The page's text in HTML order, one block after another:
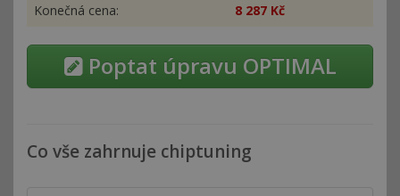
Konečná cena:
8 287 Kč
Poptat úpravu OPTIMAL
Co vše zahrnuje chiptuning